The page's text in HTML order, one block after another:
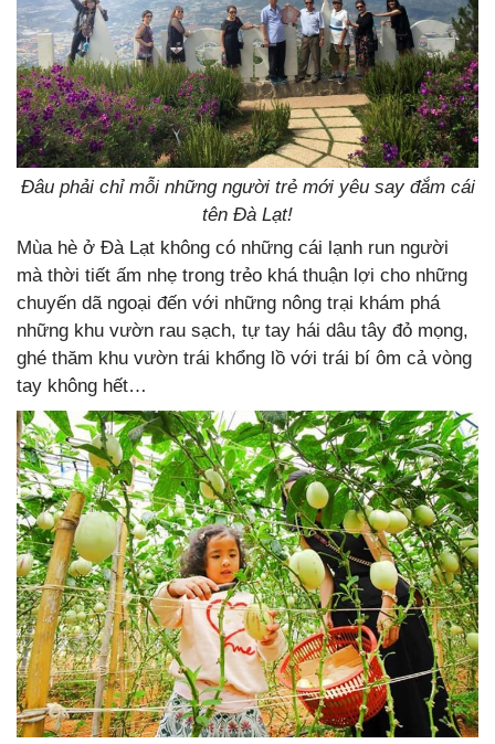
Đâu phải chỉ mỗi những người trẻ mới yêu say đắm cái
tên Đà Lạt!
Mùa hè ở Đà Lạt không có những cái lạnh run người
mà thời tiết ấm nhẹ trong trẻo khá thuận lợi cho những
chuyến dã ngoại đến với những nông trại khám phá
những khu vườn rau sạch, tự tay hái dâu tây đỏ mọng,
ghé thăm khu vườn trái khổng lồ với trái bí ôm cả vòng
tay không hết…